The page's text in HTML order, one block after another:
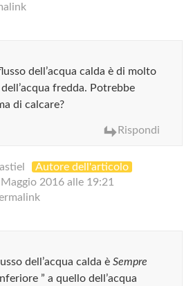
dell’acqua calda è di molto
fredda. Potrebbe
di calcare?
Rispondi
Autore dell'articolo
2016 alle 19:21
dell’acqua calda è Sempre
” a quello dell’acqua